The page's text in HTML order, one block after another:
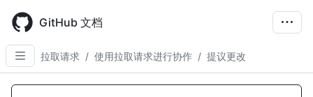
main
content
GitHub 文档
拉取请求 / 使用拉取请求进行协作 / 提议更改